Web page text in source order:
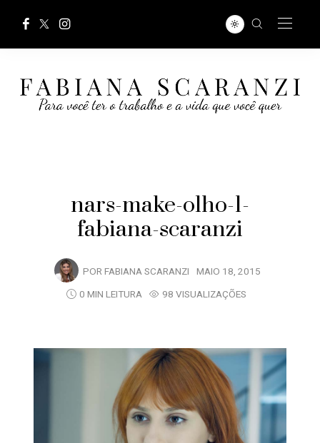
nars-make-olho-1-
fabiana-scaranzi
POR FABIANA SCARANZI MAIO 18, 2015
0 MIN LEITURA
98 VISUALIZAÇÕES